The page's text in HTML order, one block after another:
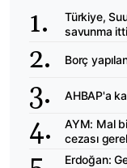
Türkiye,
savunma
Borç
AHBAP'a
AYM: Mal
cezası
Erdoğan: